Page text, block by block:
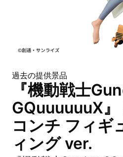
過去の提供景品
『機動戦士
GQuuuuuuX』
コンチ フィギ
ィング ver.